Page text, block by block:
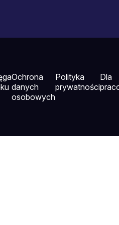
Ochrona
danych
osobowych
Polityka
prywatności
Dla